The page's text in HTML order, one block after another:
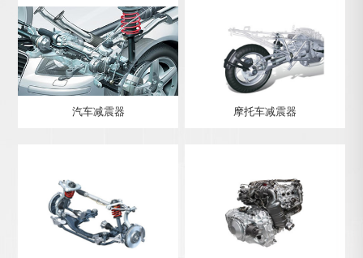
汽车减震器 摩托车减震器